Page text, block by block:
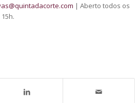
| Aberto todos os